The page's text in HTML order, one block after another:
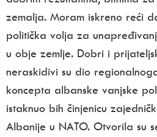
zemalja. Moram iskreno reći
politička volja za
u obje zemlje. Dobri i
neraskidivi su dio
koncepta albanske vanjske
istaknuo bih činjenicu
Albanije u NATO. Otvorila su